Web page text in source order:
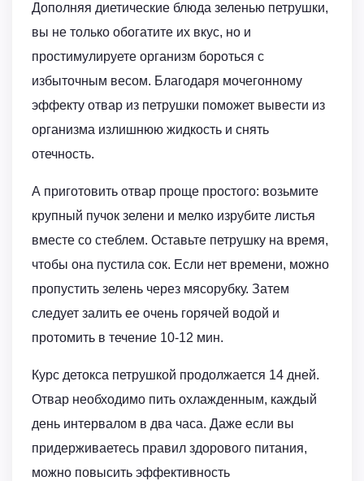
Дополняя диетические блюда зеленью петрушки,
вы не только обогатите их вкус, но и
простимулируете организм бороться с
избыточным весом. Благодаря мочегонному
эффекту отвар из петрушки поможет вывести из
организма излишнюю жидкость и снять
отечность.
А приготовить отвар проще простого: возьмите
крупный пучок зелени и мелко изрубите листья
вместе со стеблем. Оставьте петрушку на время,
чтобы она пустила сок. Если нет времени, можно
пропустить зелень через мясорубку. Затем
следует залить ее очень горячей водой и
протомить в течение 10-12 мин.
Курс детокса петрушкой продолжается 14 дней.
Отвар необходимо пить охлажденным, каждый
день интервалом в два часа. Даже если вы
придерживаетесь правил здорового питания,
можно повысить эффективность